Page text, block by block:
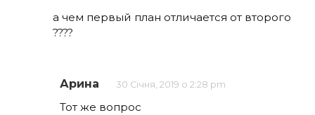
а чем первый план отличается от второго
????
Арина 30 Січня, 2019 о 2:28 pm
Тот же вопрос